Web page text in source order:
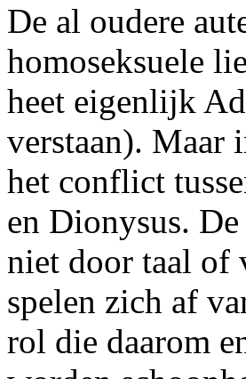
De al oudere
homoseksuele
heet eigenlijk
verstaan). Maar
het conflict
en Dionysus.
niet door taal of
spelen zich af
rol die daarom